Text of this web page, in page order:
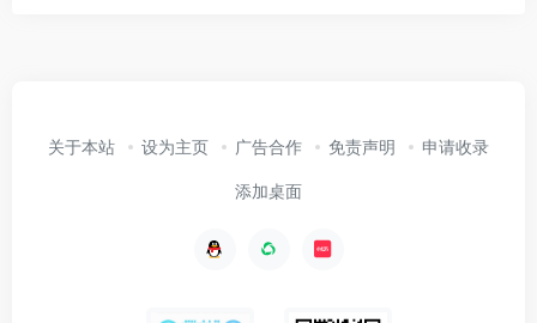
关于本站 设为主页 广告合作 免责声明 申请收录
添加桌面